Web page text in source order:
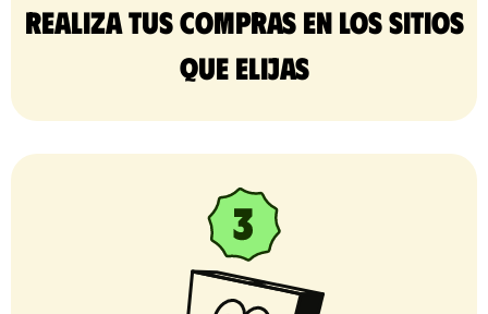
Realiza tus compras en los sitios
que elijas